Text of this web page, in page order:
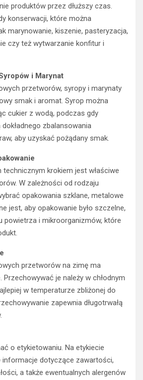
produktów przez dłuższy czas.
konserwacji, które można
marynowanie, kiszenie, pasteryzacja,
czy też wytwarzanie konfitur i
i Marynat
przetworów, syropy i marynaty
smak i aromat. Syrop można
cukier z wodą, podczas gdy
zbalansowania
aby uzyskać pożądany smak.
technicznym krokiem jest właściwe
W zależności od rodzaju
opakowania szklane, metalowe
jest, aby opakowanie było szczelne,
powietrza i mikroorganizmów, które
przetworów na zimę ma
je należy w chłodnym
w temperaturze zbliżonej do
zapewnia długotrwałą
o etykietowaniu. Na etykiecie
informacje dotyczące zawartości,
a także ewentualnych alergenów